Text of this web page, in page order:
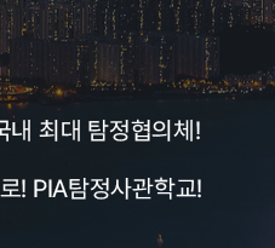
내 최대 탐정협의체!
! PIA탐정사관학교!